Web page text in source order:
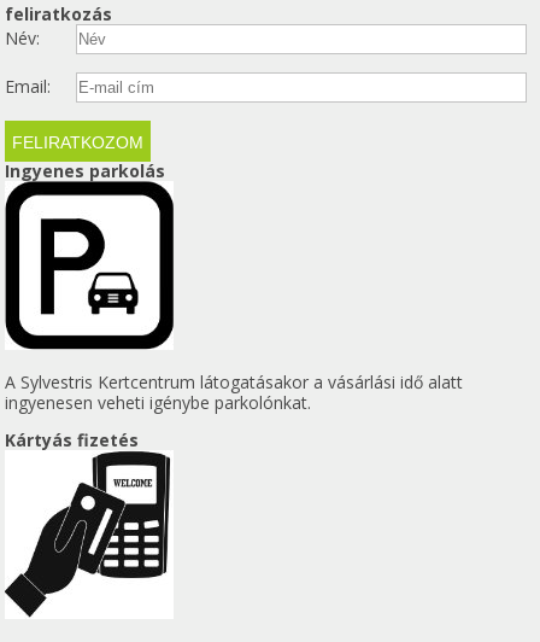
feliratkozás
Név:
Email:
Ingyenes parkolás
A Sylvestris Kertcentrum látogatásakor a vásárlási idő alatt
ingyenesen veheti igénybe parkolónkat.
Kártyás fizetés